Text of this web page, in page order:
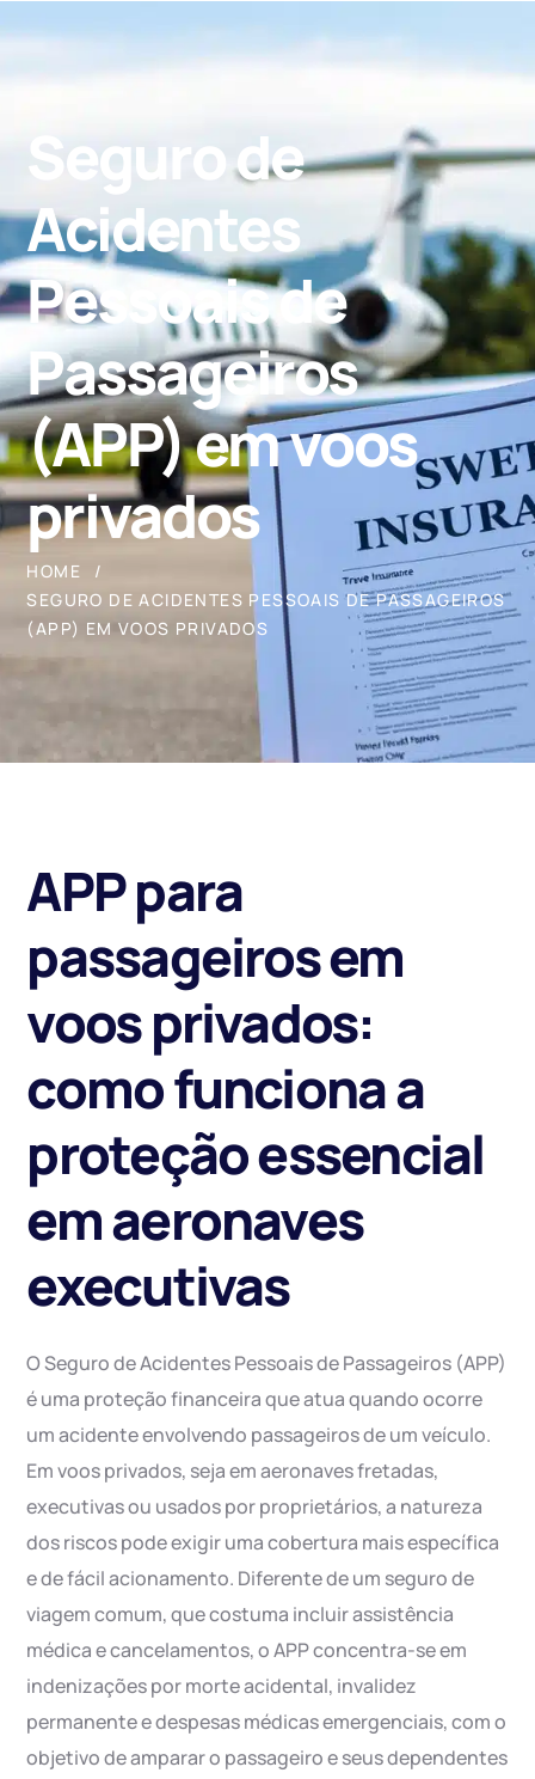
Seguro de
Acidentes
Pessoais de
Passageiros
(APP) em voos
privados
HOME
SEGURO DE ACIDENTES PESSOAIS DE PASSAGEIROS
(APP) EM VOOS PRIVADOS
APP para
passageiros em
voos privados:
como funciona a
proteção essencial
em aeronaves
executivas
O Seguro de Acidentes Pessoais de Passageiros (APP)
é uma proteção financeira que atua quando ocorre
um acidente envolvendo passageiros de um veículo.
Em voos privados, seja em aeronaves fretadas,
executivas ou usados por proprietários, a natureza
dos riscos pode exigir uma cobertura mais específica
e de fácil acionamento. Diferente de um seguro de
viagem comum, que costuma incluir assistência
médica e cancelamentos, o APP concentra-se em
indenizações por morte acidental, invalidez
permanente e despesas médicas emergenciais, com o
objetivo de amparar o passageiro e seus dependentes